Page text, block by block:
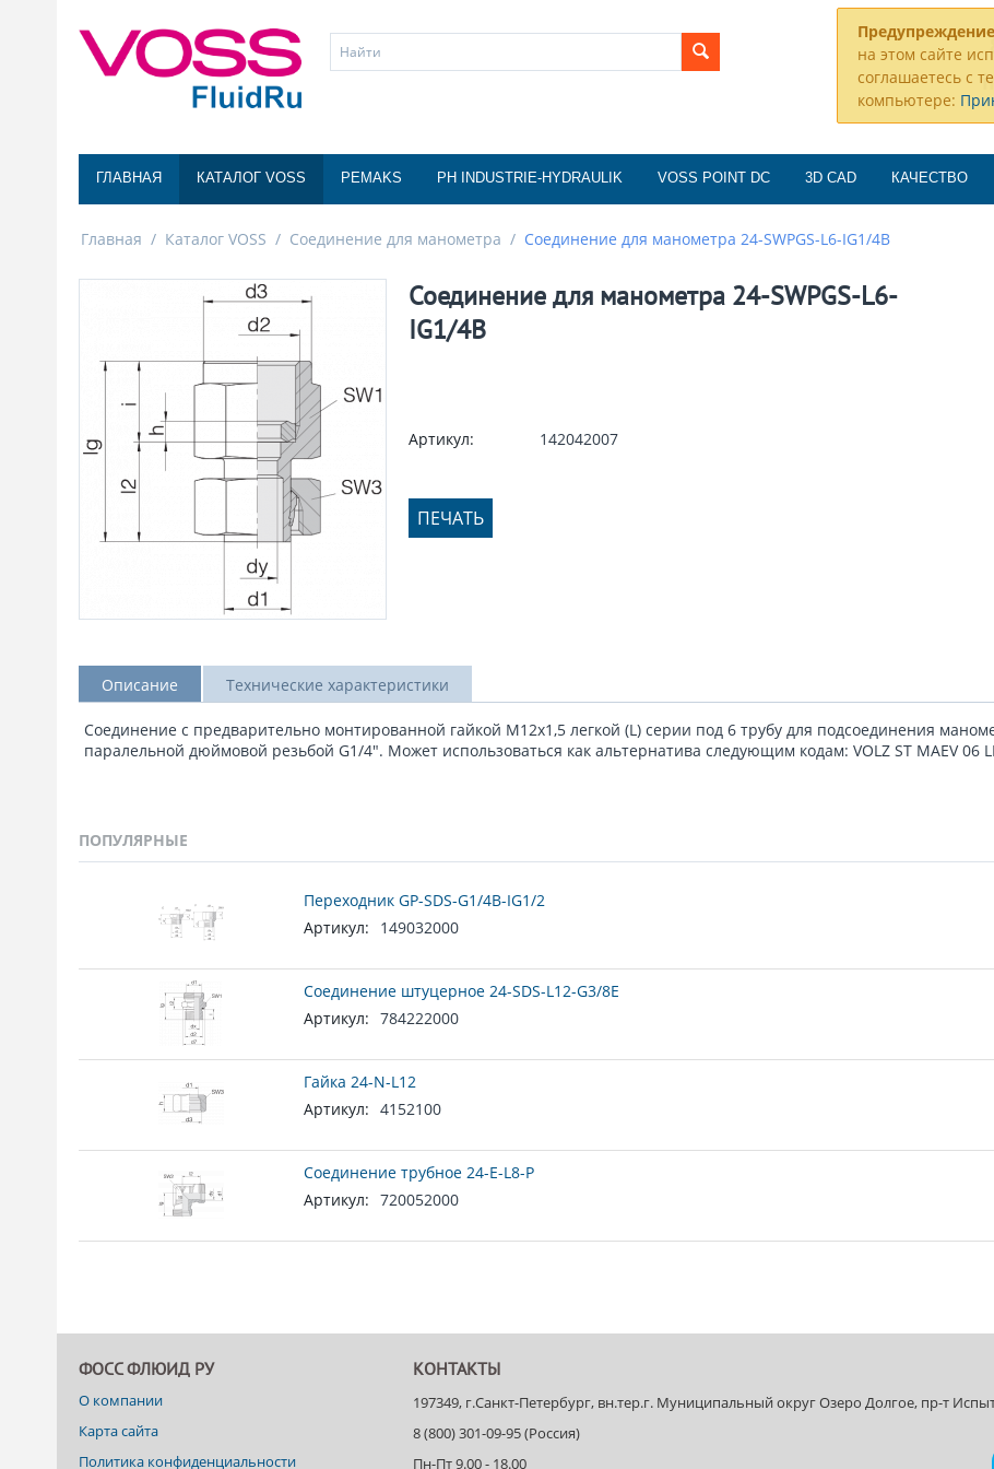
Предупреждение
на этом сайте
соглашаетесь с
компьютере:
ГЛАВНАЯ КАТАЛОГ VOSS PEMAKS PH INDUSTRIE-HYDRAULIK VOSS POINT DC 3D CAD КАЧЕСТВО
Главная / Каталог VOSS / Соединение для манометра / Соединение для манометра 24-SWPGS-L6-IG1/4B
Соединение для манометра 24-SWPGS-L6-
IG1/4B
Артикул: 142042007
ПЕЧАТЬ
Описание Технические характеристики
Соединение с предварительно монтированной гайкой М12x1,5 легкой (L) серии под 6 трубу для подсоединения
паралельной дюймовой резьбой G1/4". Может использоваться как альтернатива следующим кодам: VOLZ ST MAEV 06
ПОПУЛЯРНЫЕ
Переходник GP-SDS-G1/4B-IG1/2
Артикул:
149032000
Соединение штуцерное 24-SDS-L12-G3/8E
Артикул: 784222000
Гайка 24-N-L12
Артикул: 4152100
Соединение трубное 24-E-L8-P
Артикул: 720052000
ФОСС ФЛЮИД РУ
О компании
Карта сайта
Политика конфиденциальности
КОНТАКТЫ
197349, г.Санкт-Петербург, вн.тер.г. Муниципальный округ Озеро Долгое, пр-т
8 (800) 301-09-95 (Россия)
Пн-Пт 9.00 - 18.00